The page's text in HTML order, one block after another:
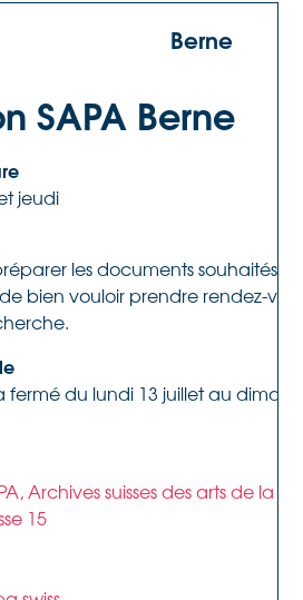
Berne
SAPA Berne
jeudi
les documents souhaités
bien vouloir prendre rendez-
fermé du lundi 13 juillet au
Archives suisses des arts de la
15